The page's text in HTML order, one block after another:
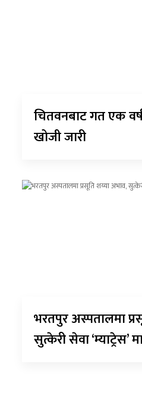
चितवनबाट गत एक
खोजी जारी
भरतपुर अस्पतालमा
सुत्केरी सेवा ‘म्याट्रेस’